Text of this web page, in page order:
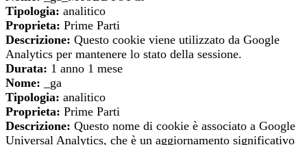
Tipologia: analitico
Proprieta: Prime Parti
Descrizione: Questo cookie viene utilizzato da Google
Analytics per mantenere lo stato della sessione.
Durata: 1 anno 1 mese
Nome: _ga
Tipologia: analitico
Proprieta: Prime Parti
Descrizione: Questo nome di cookie è associato a Google
Universal Analytics, che è un aggiornamento significativo